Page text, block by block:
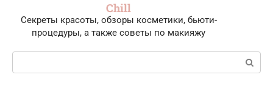
Chill
Секреты красоты, обзоры косметики, бьюти-
процедуры, а также советы по макияжу
Поиск: